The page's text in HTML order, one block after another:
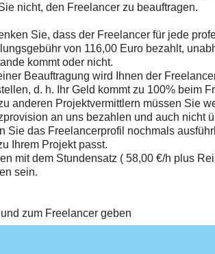
nicht, den Freelancer zu beauftragen.
Sie, dass der Freelancer für jede
von 116,00 Euro bezahlt,
kommt oder nicht.
Beauftragung wird Ihnen der
d. h. Ihr Geld kommt zu 100% beim
anderen Projektvermittlern müssen Sie
an uns bezahlen und auch nicht
Sie das Freelancerprofil nochmals
Ihrem Projekt passt.
mit dem Stundensatz ( 58,00 €/h plus
sein.
zum Freelancer geben